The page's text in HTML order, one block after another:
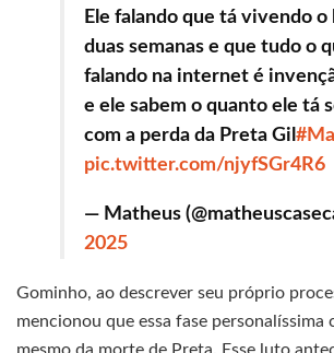
Ele falando que tá vivendo o
duas semanas e que tudo o
falando na internet é
e ele sabem o quanto ele tá
com a perda da Preta Gil
pic.twitter.com/njyfSGr4R6
— Matheus
2025
Gominho, ao descrever seu próprio
mencionou que essa fase personalíssima